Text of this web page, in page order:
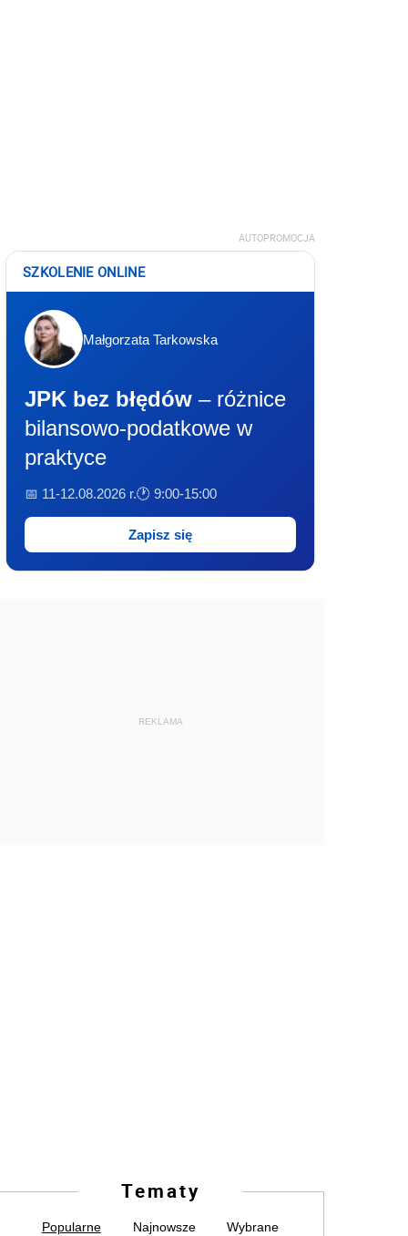
AUTOPROMOCJA
SZKOLENIE ONLINE
Małgorzata Tarkowska
JPK bez błędów – różnice
bilansowo-podatkowe w
praktyce
📅 11-12.08.2026 r.🕐 9:00-15:00
Zapisz się
REKLAMA
Tematy
Popularne Najnowsze Wybrane